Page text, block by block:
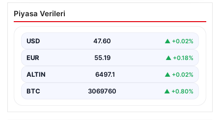
Domates konservesi bomba gibi patladı,
9 aylık bebeğin vücudu yandı
Aylık Bebek Yanıklarla Mücadele Etti", "content":
"Mersin'in…
Piyasa Verileri
USD 47.60 ▲ +0.02%
EUR 55.19 ▲ +0.18%
ALTIN 6497.1 ▲ +0.02%
BTC 3069760 ▲ +0.80%